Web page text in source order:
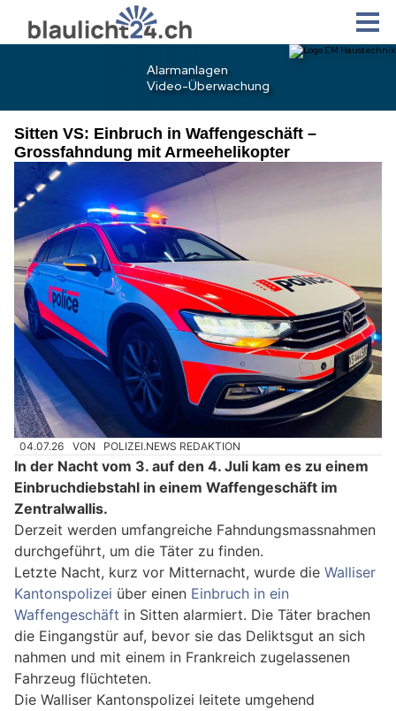
Sitten VS: Einbruch in Waffengeschäft –
Grossfahndung mit Armeehelikopter
04.07.26 VON POLIZEI.NEWS REDAKTION
In der Nacht vom 3. auf den 4. Juli kam es zu einem
Einbruchdiebstahl in einem Waffengeschäft im
Zentralwallis.
Derzeit werden umfangreiche Fahndungsmassnahmen
durchgeführt, um die Täter zu finden.
Letzte Nacht, kurz vor Mitternacht, wurde die Walliser
Kantonspolizei über einen Einbruch in ein
Waffengeschäft in Sitten alarmiert. Die Täter brachen
die Eingangstür auf, bevor sie das Deliktsgut an sich
nahmen und mit einem in Frankreich zugelassenen
Fahrzeug flüchteten.
Die Walliser Kantonspolizei leitete umgehend